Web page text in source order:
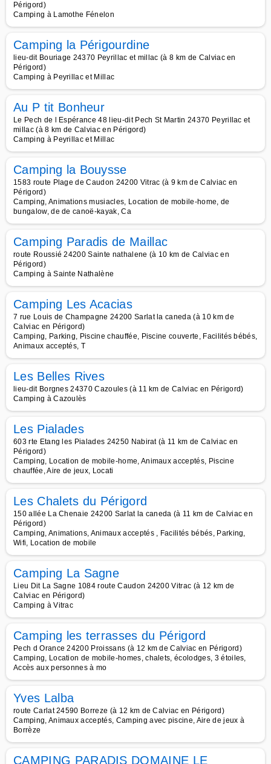
Périgord)
Camping à Lamothe Fénelon
Camping la Périgourdine
lieu-dit Bouriage 24370 Peyrillac et millac (à 8 km de Calviac en
Périgord)
Camping à Peyrillac et Millac
Au P tit Bonheur
Le Pech de l Espérance 48 lieu-dit Pech St Martin 24370 Peyrillac et
millac (à 8 km de Calviac en Périgord)
Camping à Peyrillac et Millac
Camping la Bouysse
1583 route Plage de Caudon 24200 Vitrac (à 9 km de Calviac en
Périgord)
Camping, Animations musiacles, Location de mobile-home, de
bungalow, de de canoë-kayak, Ca
Camping Paradis de Maillac
route Roussié 24200 Sainte nathalene (à 10 km de Calviac en
Périgord)
Camping à Sainte Nathalène
Camping Les Acacias
7 rue Louis de Champagne 24200 Sarlat la caneda (à 10 km de
Calviac en Périgord)
Camping, Parking, Piscine chauffée, Piscine couverte, Facilités bébés,
Animaux acceptés, T
Les Belles Rives
lieu-dit Borgnes 24370 Cazoules (à 11 km de Calviac en Périgord)
Camping à Cazoulès
Les Pialades
603 rte Etang les Pialades 24250 Nabirat (à 11 km de Calviac en
Périgord)
Camping, Location de mobile-home, Animaux acceptés, Piscine
chauffée, Aire de jeux, Locati
Les Chalets du Périgord
150 allée La Chenaie 24200 Sarlat la caneda (à 11 km de Calviac en
Périgord)
Camping, Animations, Animaux acceptés , Facilités bébés, Parking,
Wifi, Location de mobile
Camping La Sagne
Lieu Dit La Sagne 1084 route Caudon 24200 Vitrac (à 12 km de
Calviac en Périgord)
Camping à Vitrac
Camping les terrasses du Périgord
Pech d Orance 24200 Proissans (à 12 km de Calviac en Périgord)
Camping, Location de mobile-homes, chalets, écolodges, 3 étoiles,
Accès aux personnes à mo
Yves Lalba
route Carlat 24590 Borreze (à 12 km de Calviac en Périgord)
Camping, Animaux acceptés, Camping avec piscine, Aire de jeux à
Borrèze
CAMPING PARADIS DOMAINE LE